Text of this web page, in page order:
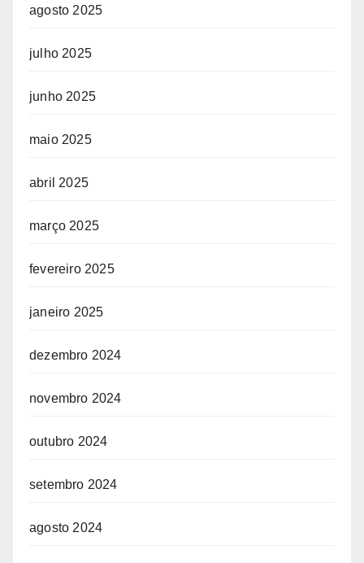
agosto 2025
julho 2025
junho 2025
maio 2025
abril 2025
março 2025
fevereiro 2025
janeiro 2025
dezembro 2024
novembro 2024
outubro 2024
setembro 2024
agosto 2024